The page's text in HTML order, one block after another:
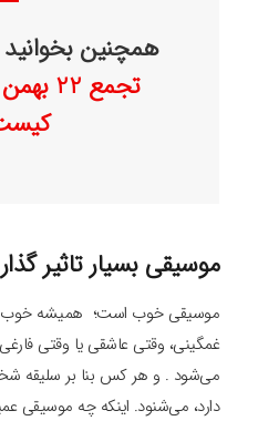
همچنین
تجمع
موسیقی بسیار تاثیر
موسیقی خوب است؛ ‌ همیشه خوب
غمگینی، وقتی عاشقی یا وقتی
می‌شود . و هر کس بنا بر سلیقه
دارد، می‌شنود. اینکه چه موسیقی